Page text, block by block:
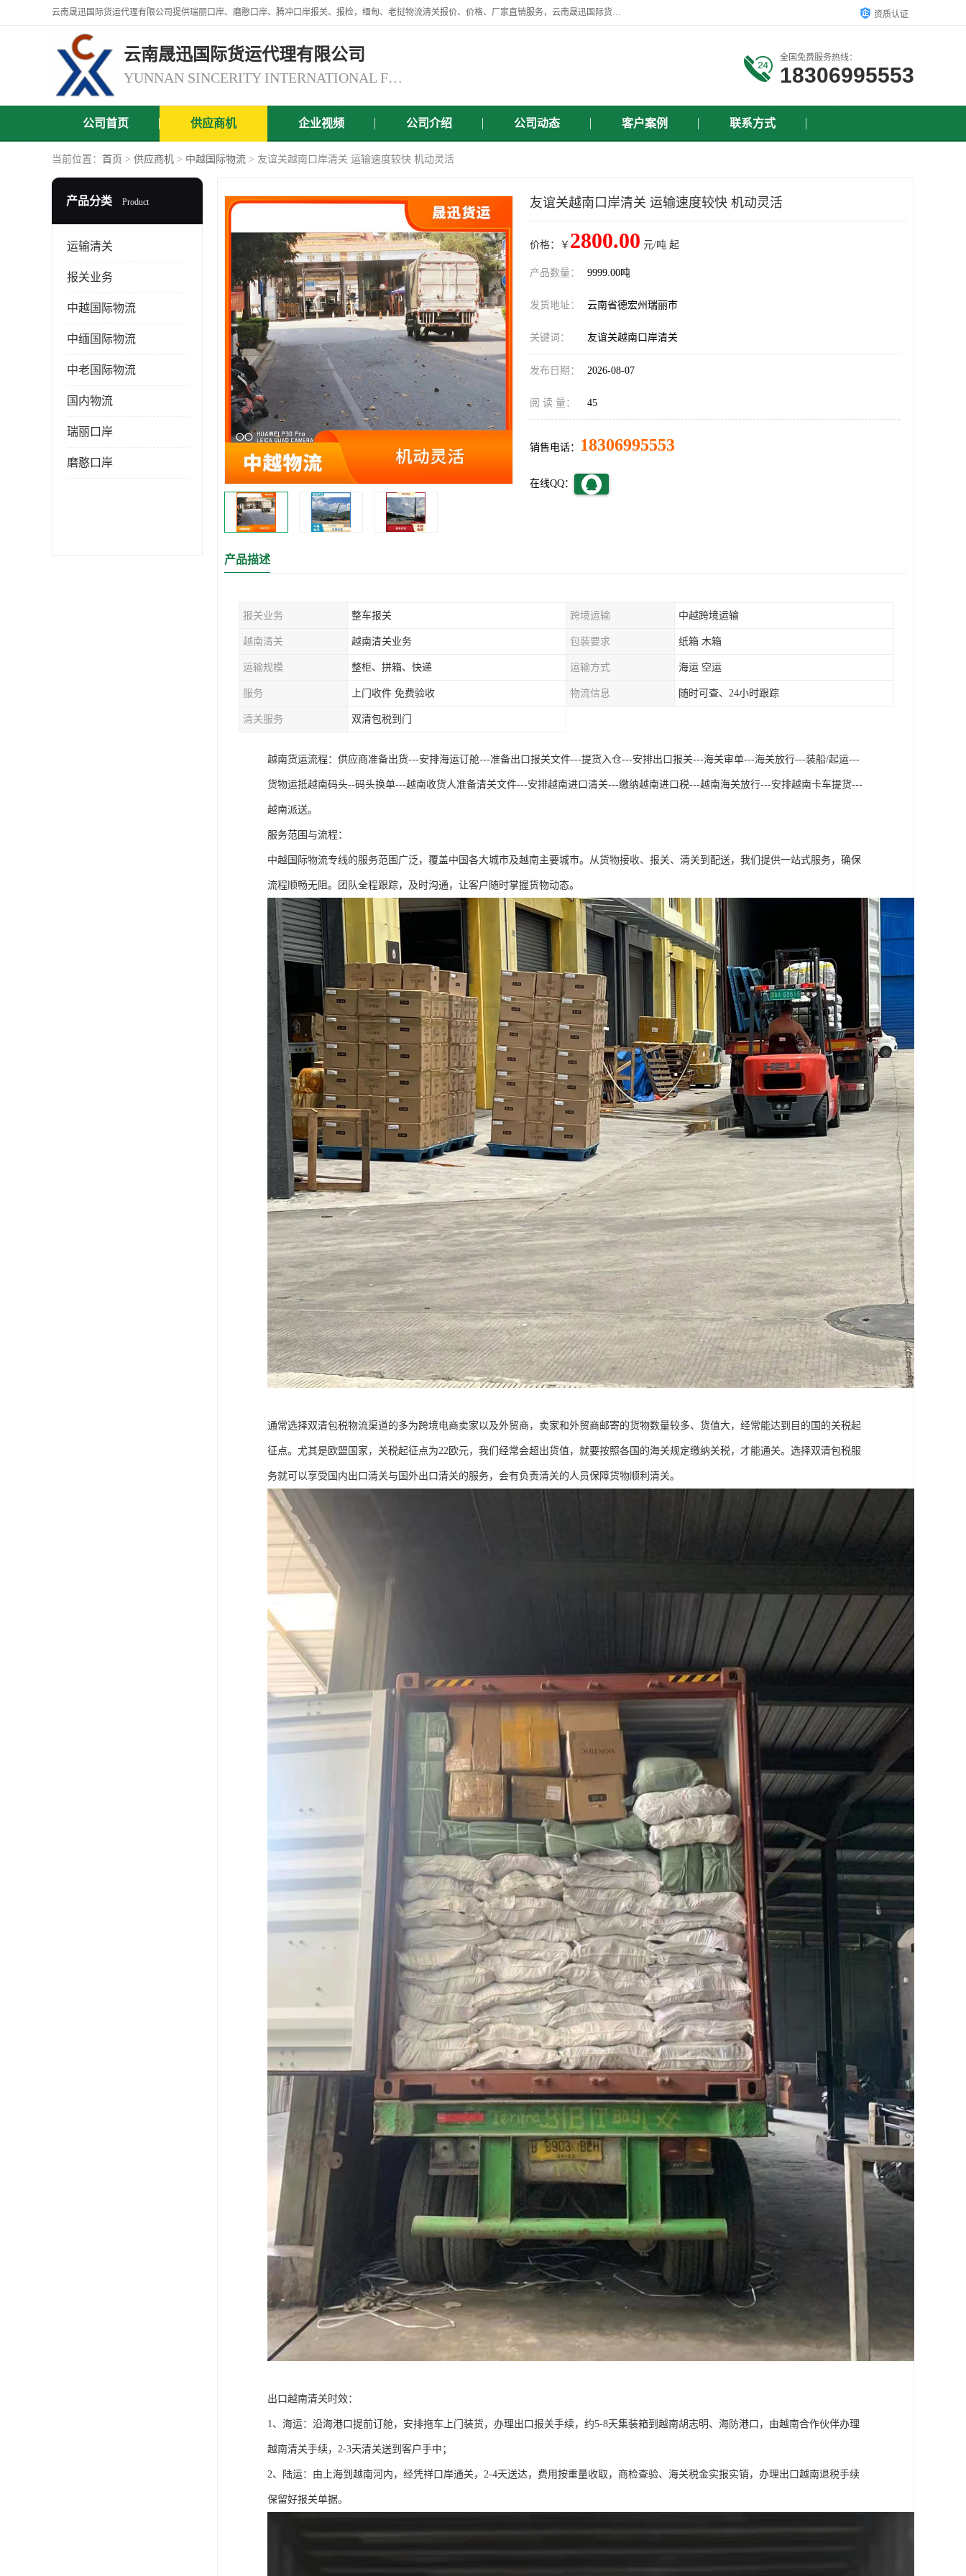
云南晟迅国际货运代理有限公司提供瑞丽口岸、磨憨口岸、腾冲口岸报关、报检，缅甸、老挝物流清关报价、价格、厂家直销服务，云南晟迅国际货运代理有限公司，由一支精通业务、经验丰富、责任心强的专业团队组建于,云南晟迅国际货运代理有限公司商铺。 资质认证
云南晟迅国际货运代理有限公司
YUNNAN SINCERITY INTERNATIONAL FREIGHT FOR WARDING CO.,LTD
全国免费服务热线：
18306995553
公司首页 供应商机 企业视频 公司介绍 公司动态 客户案例 联系方式
当前位置： 首页 > 供应商机 > 中越国际物流 > 友谊关越南口岸清关 运输速度较快 机动灵活
产品分类 Product
运输清关
报关业务
中越国际物流
中缅国际物流
中老国际物流
国内物流
瑞丽口岸
磨憨口岸
友谊关越南口岸清关 运输速度较快 机动灵活
价格：￥ 2800.00 元/吨 起
产品数量： 9999.00吨
发货地址： 云南省德宏州瑞丽市
关键词： 友谊关越南口岸清关
发布日期： 2026-08-07
阅 读 量： 45
销售电话： 18306995553
在线QQ：
产品描述
报关业务 整车报关 跨境运输 中越跨境运输
越南清关 越南清关业务 包装要求 纸箱 木箱
运输规模 整柜、拼箱、快递 运输方式 海运 空运
服务 上门收件 免费验收 物流信息 随时可查、24小时跟踪
清关服务 双清包税到门
越南货运流程：供应商准备出货---安排海运订舱---准备出口报关文件---提货入仓---安排出口报关---海关审单---海关放行---装船/起运---
货物运抵越南码头--码头换单---越南收货人准备清关文件---安排越南进口清关---缴纳越南进口税---越南海关放行---安排越南卡车提货---
越南派送。
服务范围与流程：
中越国际物流专线的服务范围广泛，覆盖中国各大城市及越南主要城市。从货物接收、报关、清关到配送，我们提供一站式服务，确保
流程顺畅无阻。团队全程跟踪，及时沟通，让客户随时掌握货物动态。
通常选择双清包税物流渠道的多为跨境电商卖家以及外贸商，卖家和外贸商邮寄的货物数量较多、货值大，经常能达到目的国的关税起
征点。尤其是欧盟国家，关税起征点为22欧元，我们经常会超出货值，就要按照各国的海关规定缴纳关税，才能通关。选择双清包税服
务就可以享受国内出口清关与国外出口清关的服务，会有负责清关的人员保障货物顺利清关。
出口越南清关时效：
1、海运：沿海港口提前订舱，安排拖车上门装货，办理出口报关手续，约5-8天集装箱到越南胡志明、海防港口，由越南合作伙伴办理
越南清关手续，2-3天清关送到客户手中；
2、陆运：由上海到越南河内，经凭祥口岸通关，2-4天送达，费用按重量收取，商检查验、海关税金实报实销，办理出口越南退税手续
保留好报关单据。